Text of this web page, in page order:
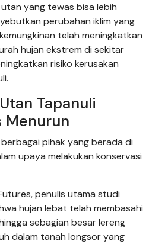
yang tewas bisa lebih
perubahan iklim yang
telah meningkatkan
hujan ekstrem di sekitar
risiko kerusakan
Tapanuli
Menurun
pihak yang berada di
upaya melakukan konservasi
penulis utama studi
hujan lebat telah membasahi
sebagian besar lereng
dalam tanah longsor yang